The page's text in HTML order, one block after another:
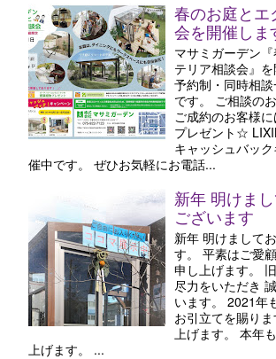
春のお庭とエ
会を開催しま
マサミガーデン
テリア相談会』
予約制・同時相
です。 ご相談の
ご成約のお客様
プレゼント☆
キャッシュバッ
催中です。 ぜひお気軽にお電話...
新年 明けま
ございます
新年 明けまして
す。 平素はご愛
申し上げます。
尽力をいただき
います。 2021年
お引立てを賜り
上げます。 本年
上げます。 ...